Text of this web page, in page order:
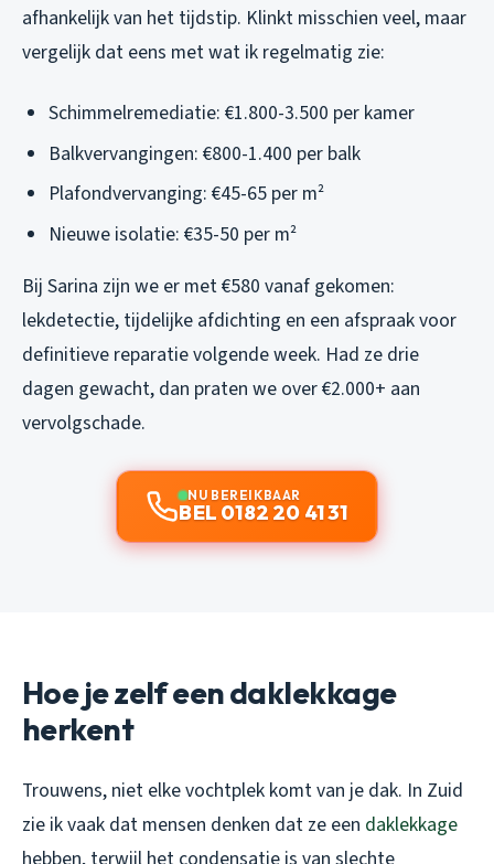
afhankelijk van het tijdstip. Klinkt misschien veel, maar
vergelijk dat eens met wat ik regelmatig zie:
Schimmelremediatie: €1.800-3.500 per kamer
Balkvervangingen: €800-1.400 per balk
Plafondvervanging: €45-65 per m²
Nieuwe isolatie: €35-50 per m²
Bij Sarina zijn we er met €580 vanaf gekomen:
lekdetectie, tijdelijke afdichting en een afspraak voor
definitieve reparatie volgende week. Had ze drie
dagen gewacht, dan praten we over €2.000+ aan
vervolgschade.
NU BEREIKBAAR
BEL 0182 20 41 31
Hoe je zelf een daklekkage
herkent
Trouwens, niet elke vochtplek komt van je dak. In Zuid
zie ik vaak dat mensen denken dat ze een daklekkage